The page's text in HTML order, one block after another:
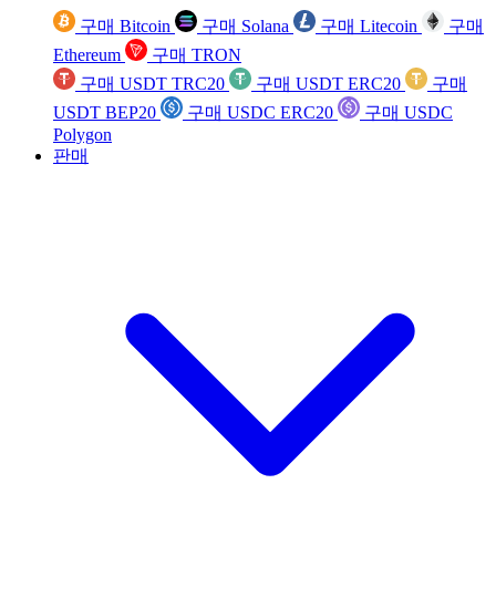
구매 Bitcoin 구매 Solana 구매 Litecoin
구매
Ethereum
구매 TRON
구매 USDT TRC20
구매 USDT ERC20
구매
USDT BEP20
구매 USDC ERC20
구매 USDC
Polygon
판매